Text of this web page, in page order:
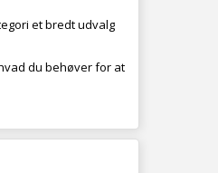
et bredt udvalg
du behøver for at